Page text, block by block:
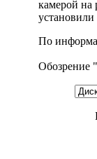
камерой на
По
Обозрение "